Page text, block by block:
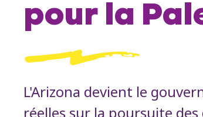
pour la
L'Arizona devient le
réelles sur la poursuite